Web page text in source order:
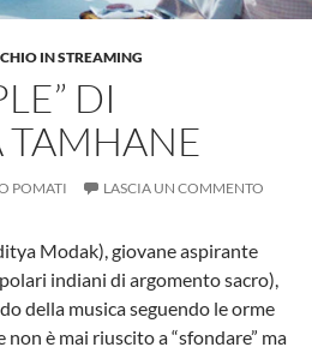
IN STREAMING
DI
TAMHANE
POMATI LASCIA UN COMMENTO
Modak), giovane aspirante
indiani di argomento sacro),
della musica seguendo le orme
è mai riuscito a “sfondare” ma